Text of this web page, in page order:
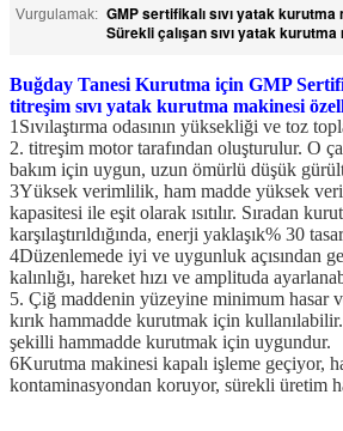
Vurgulamak: GMP sertifikalı sıvı yatak
Sürekli çalışan sıvı yatak
Buğday Tanesi Kurutma için GMP
titreşim sıvı yatak kurutma makinesi
1Sıvılaştırma odasının yüksekliği ve toz
2. titreşim motor tarafından oluşturulur. O
bakım için uygun, uzun ömürlü düşük
3Yüksek verimlilik, ham madde yüksek
kapasitesi ile eşit olarak ısıtılır. Sıradan
karşılaştırıldığında, enerji yaklaşık% 30
4Düzenlemede iyi ve uygunluk açısından
kalınlığı, hareket hızı ve amplituda
5. Çiğ maddenin yüzeyine minimum hasar
kırık hammadde kurutmak için
şekilli hammadde kurutmak için uygundur.
6Kurutma makinesi kapalı işleme geçiyor,
kontaminasyondan koruyor, sürekli üretim